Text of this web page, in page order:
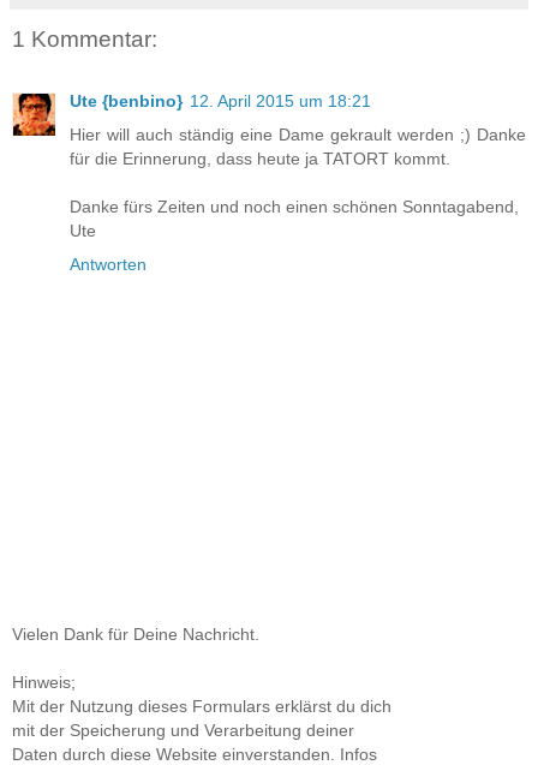
1 Kommentar:
Ute {benbino} 12. April 2015 um 18:21
Hier will auch ständig eine Dame gekrault werden ;) Danke
für die Erinnerung, dass heute ja TATORT kommt.
Danke fürs Zeiten und noch einen schönen Sonntagabend,
Ute
Antworten
Vielen Dank für Deine Nachricht.
Hinweis;
Mit der Nutzung dieses Formulars erklärst du dich
mit der Speicherung und Verarbeitung deiner
Daten durch diese Website einverstanden. Infos